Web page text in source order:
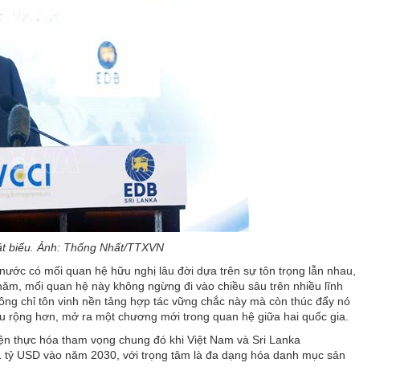
biểu. Ảnh: Thống Nhất/TTXVN
có mối quan hệ hữu nghị lâu đời dựa trên sự tôn trọng lẫn nhau,
mối quan hệ này không ngừng đi vào chiều sâu trên nhiều lĩnh
chỉ tôn vinh nền tảng hợp tác vững chắc này mà còn thúc đẩy nó
rộng hơn, mở ra một chương mới trong quan hệ giữa hai quốc gia.
thực hóa tham vọng chung đó khi Việt Nam và Sri Lanka
USD vào năm 2030, với trọng tâm là đa dạng hóa danh mục sản